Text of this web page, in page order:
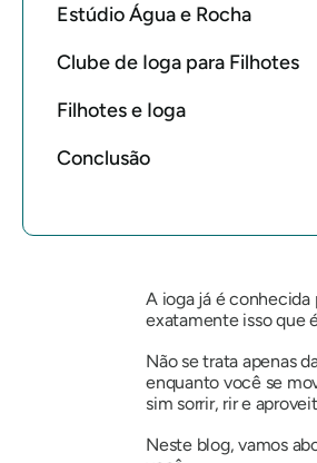
Estúdio Água e Rocha
Clube de Ioga para Filhotes
Filhotes e Ioga
Conclusão
A ioga já é conhecida
exatamente isso que
Não se trata apenas
enquanto você se
sim sorrir, rir e
Neste blog, vamos